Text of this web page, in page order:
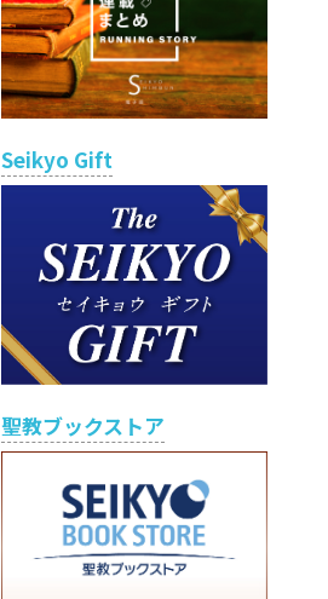
Seikyo Gift
聖教ブックストア